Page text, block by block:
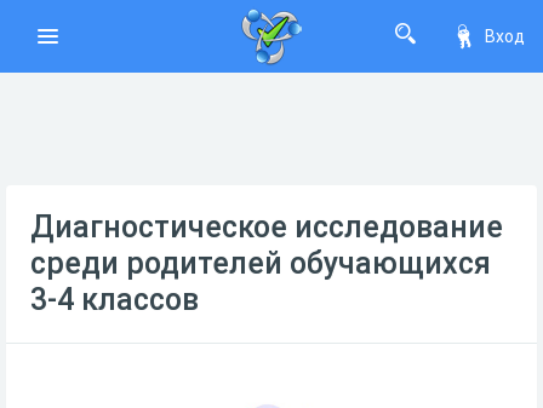
Вход
Диагностическое исследование
среди родителей обучающихся
3-4 классов